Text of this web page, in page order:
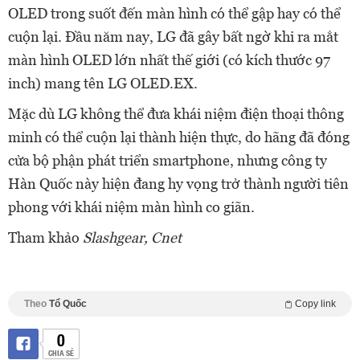
OLED trong suốt đến màn hình có thể gập hay có thể
cuộn lại. Đầu năm nay, LG đã gây bất ngờ khi ra mắt
màn hình OLED lớn nhất thế giới (có kích thước 97
inch) mang tên LG OLED.EX.
Mặc dù LG không thể đưa khái niệm điện thoại thông
minh có thể cuộn lại thành hiện thực, do hãng đã đóng
cửa bộ phận phát triển smartphone, nhưng công ty
Hàn Quốc này hiện đang hy vọng trở thành người tiên
phong với khái niệm màn hình co giãn.
Tham khảo Slashgear, Cnet
Theo Tổ Quốc Copy link
0
CHIA SẺ